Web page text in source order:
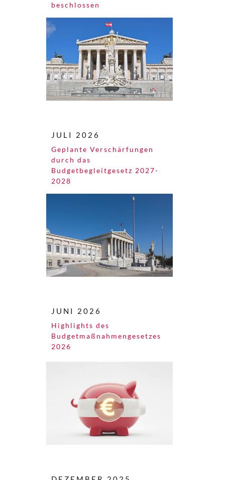
beschlossen
JULI 2026
Geplante Verschärfungen
durch das
Budgetbegleitgesetz 2027-
2028
JUNI 2026
Highlights des
Budgetmaßnahmen​­gesetzes
2026